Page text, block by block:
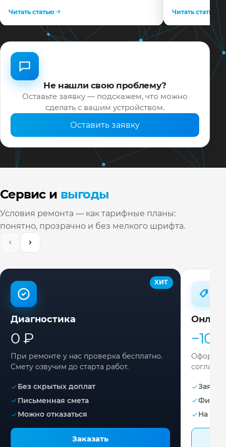
Читать статью Читать статью
Не нашли свою проблему?
Оставьте заявку — подскажем, что можно
сделать с вашим устройством.
Оставить заявку
Сервис и выгоды
Условия ремонта — как тарифные планы:
понятно, прозрачно и без мелкого шрифта.
ХИТ
Диагностика
0 ₽
При ремонте у нас проверка бесплатно.
Смету озвучим до старта работ.
Без скрытых доплат
Письменная смета
Можно отказаться
Заказать
−10%
Заявка
На